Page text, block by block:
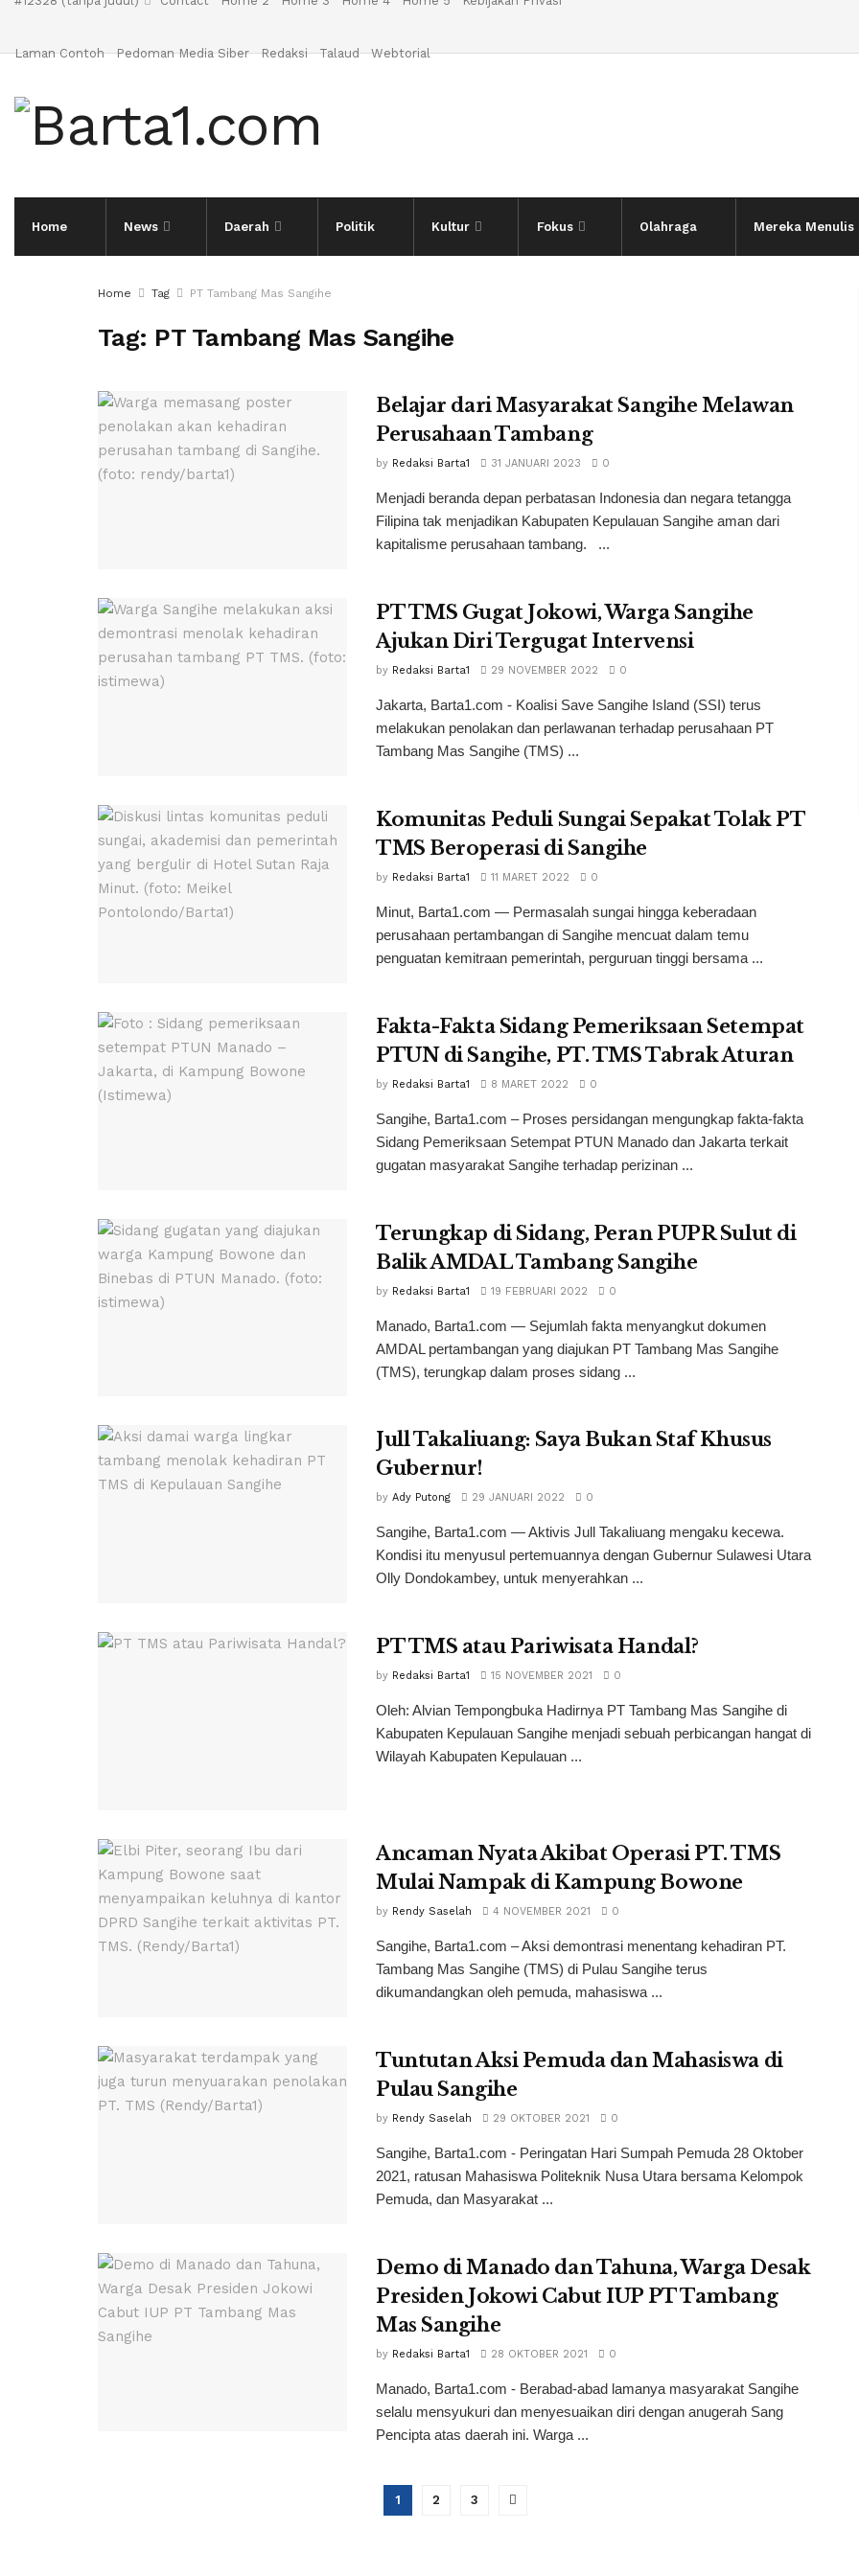
Laman Contoh Pedoman Media Siber Redaksi Talaud Webtorial
Home News Daerah Politik Kultur Fokus Olahraga Mereka Menulis
Home Tag PT Tambang Mas Sangihe
Tag: PT Tambang Mas Sangihe
Belajar dari Masyarakat Sangihe Melawan
Perusahaan Tambang
by Redaksi Barta1 31 JANUARI 2023 0
Menjadi beranda depan perbatasan Indonesia dan negara tetangga
Filipina tak menjadikan Kabupaten Kepulauan Sangihe aman dari
kapitalisme perusahaan tambang. ...
PT TMS Gugat Jokowi, Warga Sangihe
Ajukan Diri Tergugat Intervensi
by Redaksi Barta1 29 NOVEMBER 2022 0
Jakarta, Barta1.com - Koalisi Save Sangihe Island (SSI) terus
melakukan penolakan dan perlawanan terhadap perusahaan PT
Tambang Mas Sangihe (TMS) ...
Komunitas Peduli Sungai Sepakat Tolak PT
TMS Beroperasi di Sangihe
by Redaksi Barta1 11 MARET 2022 0
Minut, Barta1.com — Permasalah sungai hingga keberadaan
perusahaan pertambangan di Sangihe mencuat dalam temu
penguatan kemitraan pemerintah, perguruan tinggi bersama ...
Fakta-Fakta Sidang Pemeriksaan Setempat
PTUN di Sangihe, PT. TMS Tabrak Aturan
by Redaksi Barta1 8 MARET 2022 0
Sangihe, Barta1.com – Proses persidangan mengungkap fakta-fakta
Sidang Pemeriksaan Setempat PTUN Manado dan Jakarta terkait
gugatan masyarakat Sangihe terhadap perizinan ...
Terungkap di Sidang, Peran PUPR Sulut di
Balik AMDAL Tambang Sangihe
by Redaksi Barta1 19 FEBRUARI 2022 0
Manado, Barta1.com — Sejumlah fakta menyangkut dokumen
AMDAL pertambangan yang diajukan PT Tambang Mas Sangihe
(TMS), terungkap dalam proses sidang ...
Jull Takaliuang: Saya Bukan Staf Khusus
Gubernur!
by Ady Putong 29 JANUARI 2022 0
Sangihe, Barta1.com — Aktivis Jull Takaliuang mengaku kecewa.
Kondisi itu menyusul pertemuannya dengan Gubernur Sulawesi Utara
Olly Dondokambey, untuk menyerahkan ...
PT TMS atau Pariwisata Handal?
by Redaksi Barta1 15 NOVEMBER 2021 0
Oleh: Alvian Tempongbuka Hadirnya PT Tambang Mas Sangihe di
Kabupaten Kepulauan Sangihe menjadi sebuah perbicangan hangat di
Wilayah Kabupaten Kepulauan ...
Ancaman Nyata Akibat Operasi PT. TMS
Mulai Nampak di Kampung Bowone
by Rendy Saselah 4 NOVEMBER 2021 0
Sangihe, Barta1.com – Aksi demontrasi menentang kehadiran PT.
Tambang Mas Sangihe (TMS) di Pulau Sangihe terus
dikumandangkan oleh pemuda, mahasiswa ...
Tuntutan Aksi Pemuda dan Mahasiswa di
Pulau Sangihe
by Rendy Saselah 29 OKTOBER 2021 0
Sangihe, Barta1.com - Peringatan Hari Sumpah Pemuda 28 Oktober
2021, ratusan Mahasiswa Politeknik Nusa Utara bersama Kelompok
Pemuda, dan Masyarakat ...
Demo di Manado dan Tahuna, Warga Desak
Presiden Jokowi Cabut IUP PT Tambang
Mas Sangihe
by Redaksi Barta1 28 OKTOBER 2021 0
Manado, Barta1.com - Berabad-abad lamanya masyarakat Sangihe
selalu mensyukuri dan menyesuaikan diri dengan anugerah Sang
Pencipta atas daerah ini. Warga ...
1 2 3